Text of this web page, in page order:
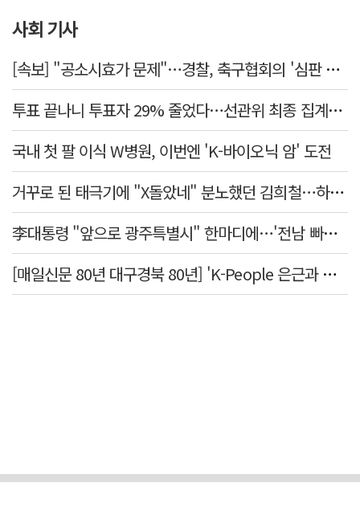
사회 기사
[속보] "공소시효가 문제"…경찰, 축구협회의 '심판 성접대' 수사 여부 검토한다
투표 끝나니 투표자 29% 줄었다…선관위 최종 집계서 수백명 '증발'
국내 첫 팔 이식 W병원, 이번엔 'K-바이오닉 암' 도전
거꾸로 된 태극기에 "X돌았네" 분노했던 김희철…하루만에 사과
李대통령 "앞으로 광주특별시" 한마디에…'전남 빠진 약칭' 논란 재점화
[매일신문 80년 대구경북 80년] 'K-People 은근과 끈기의 위대한 한국인' 사진전 둘러보기 <하>